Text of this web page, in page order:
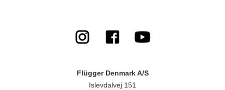
Flügger Denmark A/S
Islevdalvej 151